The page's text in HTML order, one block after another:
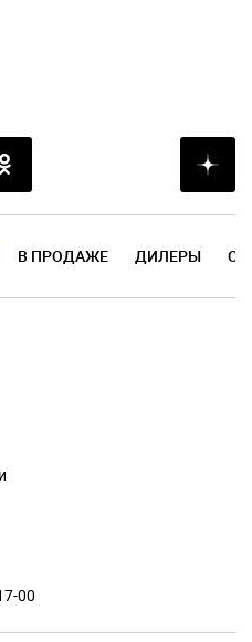
В ПРОДАЖЕ ДИЛЕРЫ
00